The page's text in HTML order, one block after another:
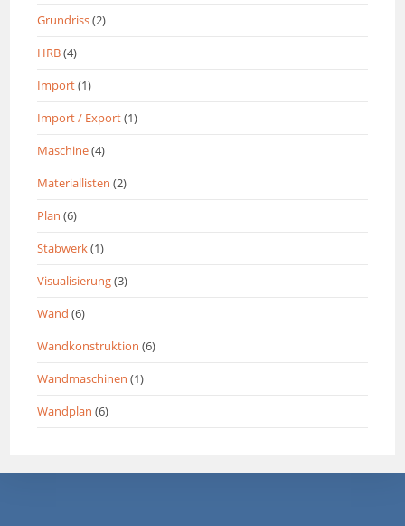
Grundriss(2)
HRB(4)
Import(1)
Import / Export(1)
Maschine(4)
Materiallisten (2)
Plan (6)
Stabwerk(1)
Visualisierung(3)
Wand (6)
Wandkonstruktion (6)
Wandmaschinen (1)
Wandplan (6)